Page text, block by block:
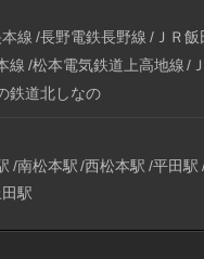
線 長野電鉄長野線 ＪＲ飯
線 松本電気鉄道上高地線
鉄道北しなの
南松本駅 西松本駅 平田駅
駅